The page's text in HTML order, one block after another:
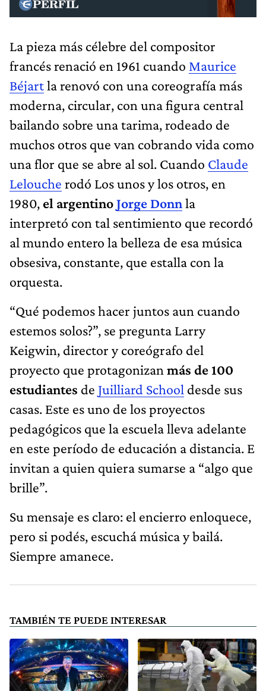
La pieza más célebre del compositor
francés renació en 1961 cuando Maurice
Béjartla renovó con una coreografía más
moderna, circular, con una figura central
bailando sobre una tarima, rodeado de
muchos otros que van cobrando vida como
una flor que se abre al sol. Cuando Claude
Lelouche rodó Los unos y los otros, en
1980, el argentinoJorge Donnla
interpretó con tal sentimiento que recordó
al mundo entero la belleza de esa música
obsesiva, constante, que estalla con la
orquesta.
“Qué podemos hacer juntos aun cuando
estemos solos?”, se pregunta Larry
Keigwin, director y coreógrafo del
proyecto que protagonizan más de 100
estudiantes de Juilliard School desde sus
casas. Este es uno de los proyectos
pedagógicos que la escuela lleva adelante
en este período de educación a distancia. E
invitan a quien quiera sumarse a “algo que
brille”.
Su mensaje es claro: el encierro enloquece,
pero si podés, escuchá música y bailá.
Siempre amanece.
TAMBIÉN TE PUEDE INTERESAR